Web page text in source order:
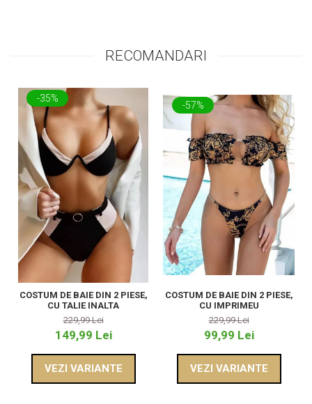
RECOMANDARI
-35%
COSTUM DE BAIE DIN 2 PIESE,
CU TALIE INALTA
229,99 Lei
149,99 Lei
VEZI VARIANTE
-57%
COSTUM DE BAIE DIN 2 PIESE,
CU IMPRIMEU
229,99 Lei
99,99 Lei
VEZI VARIANTE